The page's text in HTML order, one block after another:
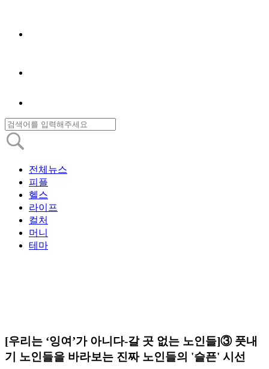
전체뉴스
피플
헬스
라이프
컬처
머니
테마
[우리는 ‘잉여’가 아니다-갈 곳 없는 노인들]③ 풋내
기 노인들을 바라보는 진짜 노인들의 '슬픈' 시선